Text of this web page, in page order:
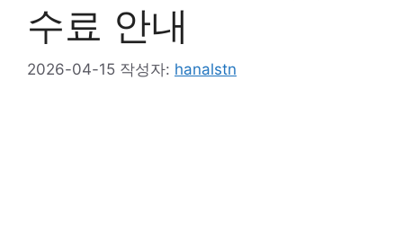
수료 안내
2026-04-15 작성자: hanalstn